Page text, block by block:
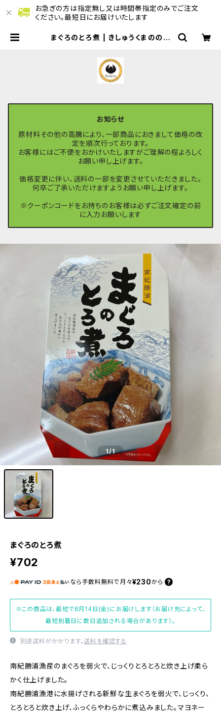
お急ぎの方は指定無し又は時間帯指定のみでご注文
ください。最短日にお届けいたします
まぐろのとろ煮 | きしゅうくまののマ
お知らせ
原材料その他の高騰により、一部商品におきまして価格の改
定を順次行っております。
お客様にはご不便をおかけいたしますがご理解の程よろしく
お願い申し上げます。
価格変更に伴い、送料の一部を変更させていただきました。
何卒ご了承いただけますようお願い申し上げます。
※クーポンコードをお持ちのお客様は必ずご注文確定の前
に入力お願いします
1/1
まぐろのとろ煮
¥702
なら 手数料無料で 月々¥230 から
※この商品は、最短で8月14日(金)にお届けします（お届け先によって、
最短到着日に数日追加される場合があります）。
別途送料がかかります。送料を確認する
南紀勝浦漁産のまぐろを弱火で、じっくりとろとろと炊き上げ柔ら
かく仕上げました。
南紀勝浦漁港に水揚げされる新鮮な生まぐろを弱火で、じっくり、
とろとろと炊き上げ、ふっくらやわらかに煮込みました。マヨネー